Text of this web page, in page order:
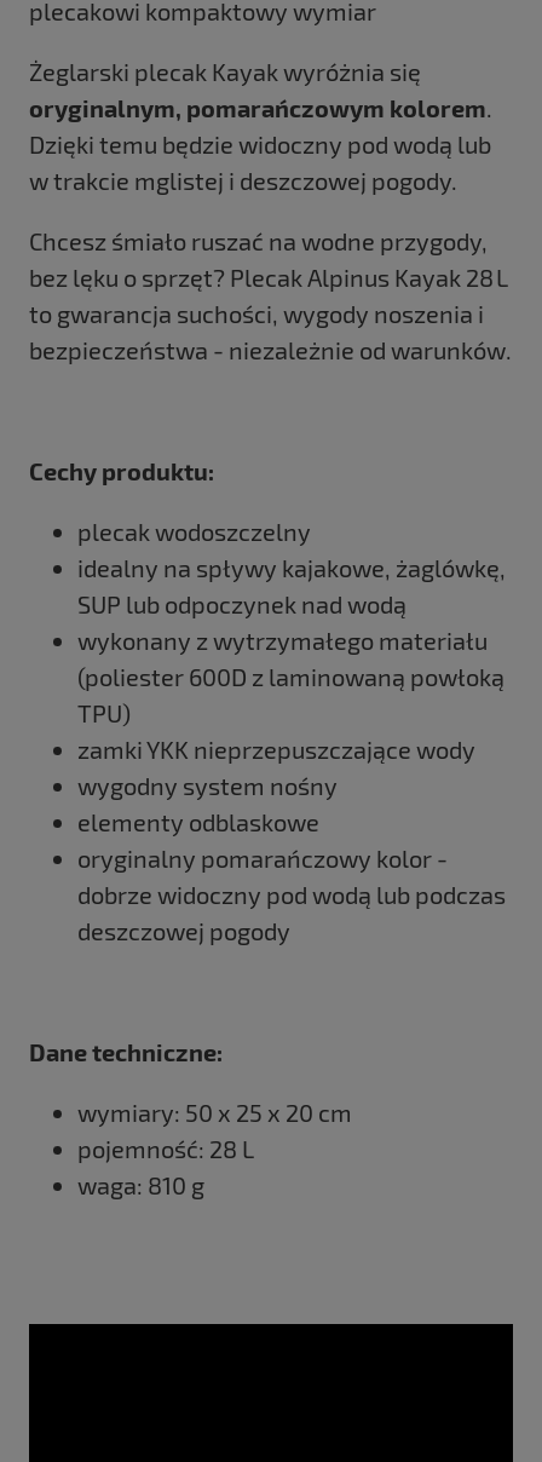
plecakowi kompaktowy wymiar
Żeglarski plecak Kayak wyróżnia się
oryginalnym, pomarańczowym kolorem
Dzięki temu będzie widoczny pod wodą lub
w trakcie mglistej i deszczowej pogody.
Chcesz śmiało ruszać na wodne przygody,
bez lęku o sprzęt? Plecak Alpinus Kayak 28 L
to gwarancja suchości, wygody noszenia i
bezpieczeństwa - niezależnie od warunków.
Cechy produktu:
plecak wodoszczelny
idealny na spływy kajakowe, żaglówkę,
SUP lub odpoczynek nad wodą
wykonany z wytrzymałego materiału
(poliester 600D z laminowaną powłoką
TPU)
zamki YKK nieprzepuszczające wody
wygodny system nośny
elementy odblaskowe
oryginalny pomarańczowy kolor -
dobrze widoczny pod wodą lub podczas
deszczowej pogody
Dane techniczne:
wymiary: 50 x 25 x 20 cm
pojemność: 28 L
waga: 810 g